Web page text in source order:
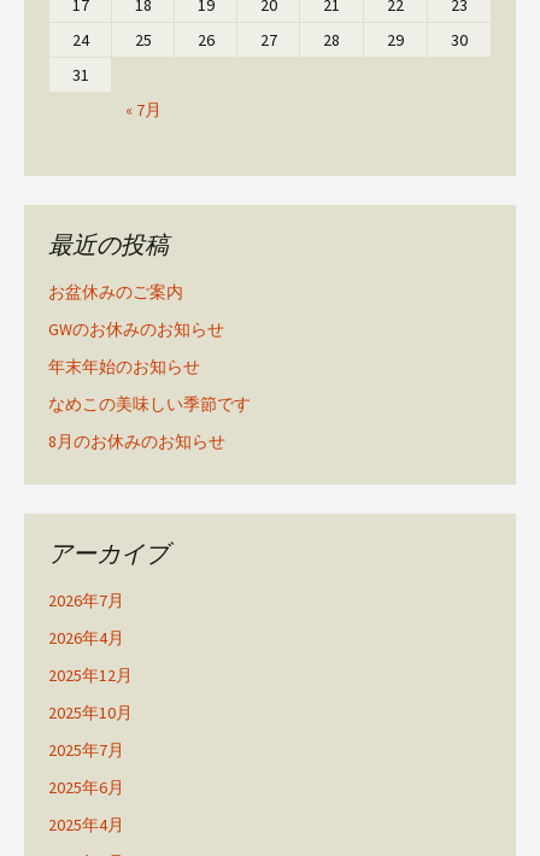
« 7月
17 18 19 20 21 22
23
24
25 26 27 28 29
30
31
最近の投稿
お盆休みのご案内
GWのお休みのお知らせ
年末年始のお知らせ
なめこの美味しい季節です
8月のお休みのお知らせ
アーカイブ
2026年7月
2026年4月
2025年12月
2025年10月
2025年7月
2025年6月
2025年4月